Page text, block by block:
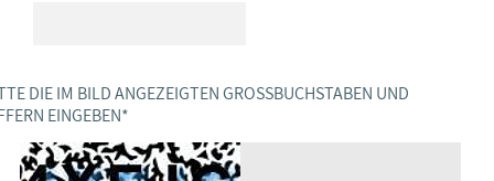
DIE IM BILD ANGEZEIGTEN GROSSBUCHSTABEN UND Z
EINGEBEN *